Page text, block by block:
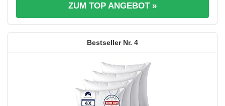
ZUM TOP ANGEBOT »
4